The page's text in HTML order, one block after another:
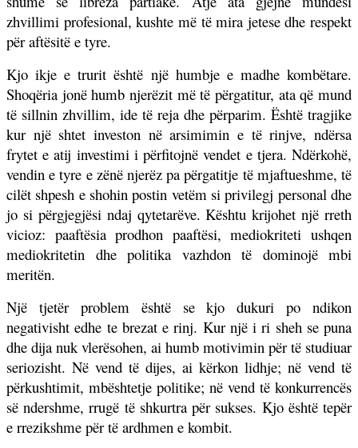
zhvillimi profesional, kushte më të mira jetese dhe respekt
për aftësitë e tyre.
Kjo ikje e trurit është një humbje e madhe kombëtare.
Shoqëria jonë humb njerëzit më të përgatitur, ata që mund
të sillnin zhvillim, ide të reja dhe përparim. Është tragjike
kur një shtet investon në arsimimin e të rinjve, ndërsa
frytet e atij investimi i përfitojnë vendet e tjera. Ndërkohë,
vendin e tyre e zënë njerëz pa përgatitje të mjaftueshme, të
cilët shpesh e shohin postin vetëm si privilegj personal dhe
jo si përgjegjësi ndaj qytetarëve. Kështu krijohet një rreth
vicioz: paaftësia prodhon paaftësi, mediokriteti ushqen
mediokritetin dhe politika vazhdon të dominojë mbi
meritën.
Një tjetër problem është se kjo dukuri po ndikon
negativisht edhe te brezat e rinj. Kur një i ri sheh se puna
dhe dija nuk vlerësohen, ai humb motivimin për të studiuar
seriozisht. Në vend të dijes, ai kërkon lidhje; në vend të
përkushtimit, mbështetje politike; në vend të konkurrencës
së ndershme, rrugë të shkurtra për sukses. Kjo është tepër
e rrezikshme për të ardhmen e kombit.